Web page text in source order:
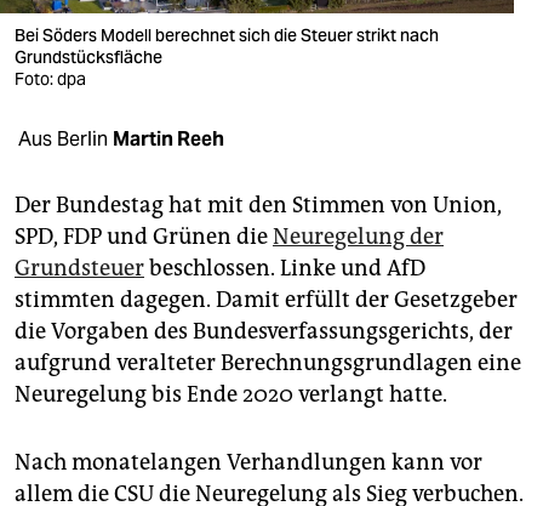
veranstaltungen
shop
fragen & hilfe
abo
genossenschaft
epaper login
Bei Söders Modell berechnet sich die Steuer strikt nach
Grundstücksfläche
Foto: dpa
Aus Berlin Martin Reeh
Der Bundestag hat mit den Stimmen von Union,
SPD, FDP und Grünen dieNeuregelung der
Grundsteuerbeschlossen. Linke und AfD
stimmten dagegen. Damit erfüllt der Gesetzgeber
die Vorgaben des Bundesverfassungsgerichts, der
aufgrund veralteter Berechnungsgrundlagen eine
Neuregelung bis Ende 2020 verlangt hatte.
Nach monatelangen Verhandlungen kann vor
allem die CSU die Neuregelung als Sieg verbuchen.